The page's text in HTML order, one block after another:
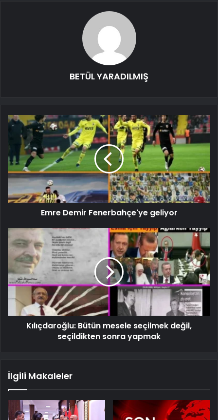
BETÜL YARADILMIŞ
Emre Demir Fenerbahçe'ye geliyor
Kılıçdaroğlu: Bütün mesele seçilmek değil,
seçildikten sonra yapmak
İlgili Makaleler